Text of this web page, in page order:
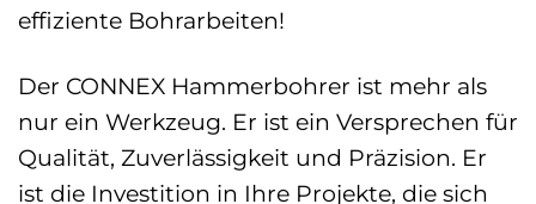
effiziente Bohrarbeiten!
Der CONNEX Hammerbohrer ist mehr als
nur ein Werkzeug. Er ist ein Versprechen für
Qualität, Zuverlässigkeit und Präzision. Er
ist die Investition in Ihre Projekte, die sich